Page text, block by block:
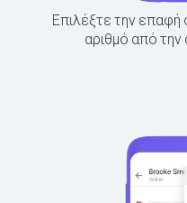
Επιλέξτε την επαφή
αριθμό από